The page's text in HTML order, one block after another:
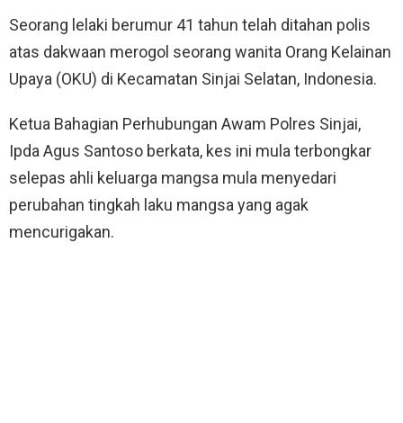
Seorang lelaki berumur 41 tahun telah ditahan polis
atas dakwaan merogol seorang wanita Orang Kelainan
Upaya (OKU) di Kecamatan Sinjai Selatan, Indonesia.
Ketua Bahagian Perhubungan Awam Polres Sinjai,
Ipda Agus Santoso berkata, kes ini mula terbongkar
selepas ahli keluarga mangsa mula menyedari
perubahan tingkah laku mangsa yang agak
mencurigakan.